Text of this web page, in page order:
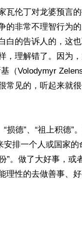
瓦伦丁对龙婆预言
的非常不理智行为
白的告诉人的，这
，理解错了。因为
（Volodymyr
常见的，听起来就
“损德”、“祖上积德
安排一个人或国家
”。做了大好事，
理性的去做善事、